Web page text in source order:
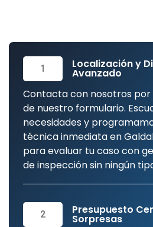
1 Localización y
Avanzado
Contacta con nosotros
de nuestro formulario.
necesidades y
técnica inmediata en
para evaluar tu caso con
de inspección sin ningún
2 Presupuesto
Sorpresas